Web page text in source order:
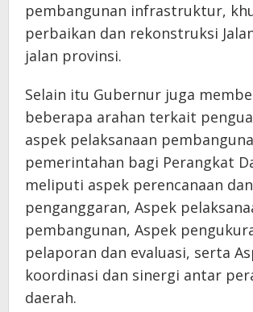
pembangunan infrastruktur,
perbaikan dan rekonstruksi
jalan provinsi.
Selain itu Gubernur juga
beberapa arahan terkait
aspek pelaksanaan
pemerintahan bagi Perangkat
meliputi aspek perencanaan dan
penganggaran, Aspek
pembangunan, Aspek
pelaporan dan evaluasi, serta
koordinasi dan sinergi antar
daerah.